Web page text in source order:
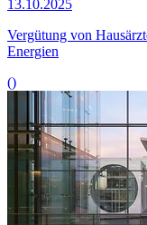
13.10.2025
Vergütung von
Energien
()